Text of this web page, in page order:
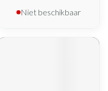
Niet beschikbaar